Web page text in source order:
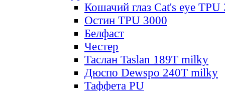
Кошачий глаз Cat's eye TPU
Остин TPU 3000
Белфаст
Честер
Таслан Taslan 189T milky
Дюспо Dewspo 240T milky
Таффета PU